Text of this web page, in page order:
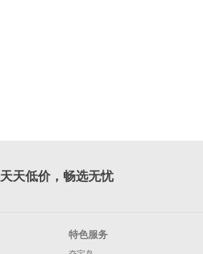
天天低价，畅选无忧
特色服务